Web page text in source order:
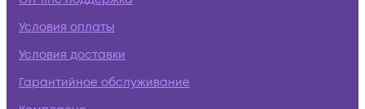
Условия оплаты
Условия доставки
Гарантийное обслуживание